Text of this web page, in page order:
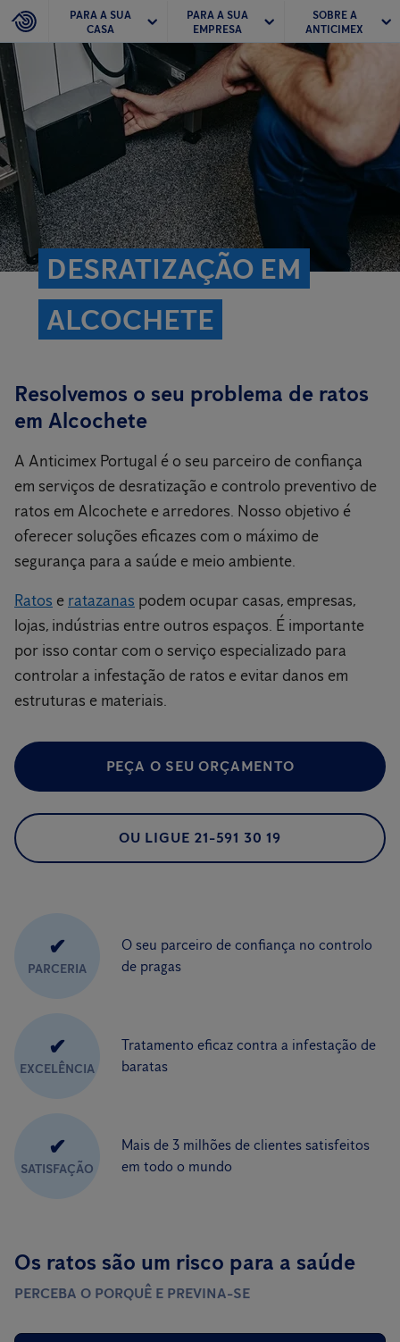
PARA A SUA
CASA
PARA A SUA
EMPRESA
SOBRE A
ANTICIMEX
DESRATIZAÇÃO EM
ALCOCHETE
Resolvemos o seu problema de ratos
em Alcochete
A Anticimex Portugal é o seu parceiro de confiança
em serviços de desratização e controlo preventivo de
ratos em Alcochete e arredores. Nosso objetivo é
oferecer soluções eficazes com o máximo de
segurança para a saúde e meio ambiente.
Ratos e ratazanas podem ocupar casas, empresas,
lojas, indústrias entre outros espaços. É importante
por isso contar com o serviço especializado para
controlar a infestação de ratos e evitar danos em
estruturas e materiais.
PEÇA O SEU ORÇAMENTO
OU LIGUE 21-591 30 19
✔
PARCERIA
O seu parceiro de confiança no controlo
de pragas
✔
EXCELÊNCIA
Tratamento eficaz contra a infestação de
baratas
✔
SATISFAÇÃO
Mais de 3 milhões de clientes satisfeitos
em todo o mundo
Os ratos são um risco para a saúde
PERCEBA O PORQUÊ E PREVINA-SE